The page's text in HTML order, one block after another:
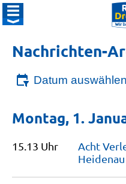
Nachrichten-
Datum auswählen
Montag, 1.
15.13 Uhr
Acht
Heidenau